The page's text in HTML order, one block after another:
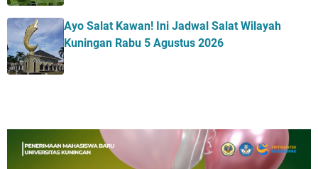
Ayo Salat Kawan! Ini Jadwal Salat Wilayah
Kuningan Rabu 5 Agustus 2026